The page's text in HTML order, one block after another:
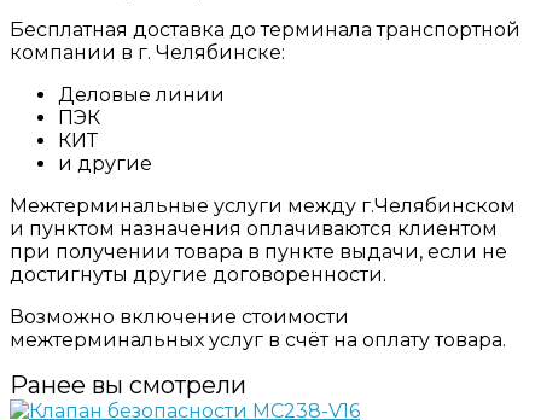
Бесплатная доставка до терминала транспортной
компании в г. Челябинске:
Деловые линии
ПЭК
КИТ
и другие
Межтерминальные услуги между г.Челябинском
и пунктом назначения оплачиваются клиентом
при получении товара в пункте выдачи, если не
достигнуты другие договоренности.
Возможно включение стоимости
межтерминальных услуг в счёт на оплату товара.
Ранее вы смотрели